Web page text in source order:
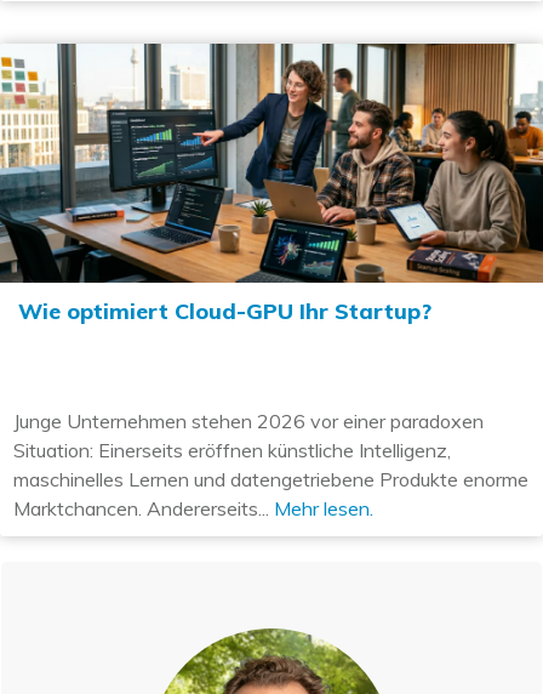
Wie optimiert Cloud-GPU Ihr Startup?
Junge Unternehmen stehen 2026 vor einer paradoxen
Situation: Einerseits eröffnen künstliche Intelligenz,
maschinelles Lernen und datengetriebene Produkte enorme
Marktchancen. Andererseits... Mehr lesen.